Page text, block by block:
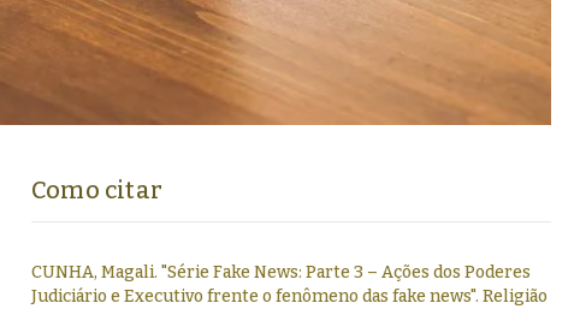
Como citar
CUNHA, Magali. "Série Fake News: Parte 3 – Ações dos Poderes
Judiciário e Executivo frente o fenômeno das fake news". Religião